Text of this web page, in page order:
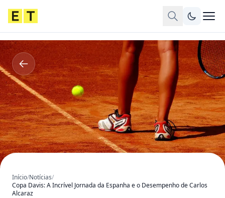
Início/Notícias/
Copa Davis: A Incrível Jornada da Espanha e o Desempenho de Carlos
Alcaraz